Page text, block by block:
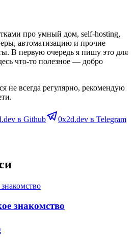
про умный дом, self-hosting,
автоматизацию и прочие
В первую очередь я пишу это для
что-то полезное — добро
не всегда регулярно, рекомендую
в Github
0x2d.dev в Telegram
знакомство